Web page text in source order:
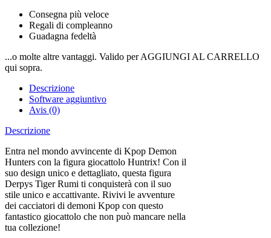
Consegna più veloce
Regali di compleanno
Guadagna fedeltà
...o molte altre vantaggi. Valido per AGGIUNGI AL CARRELLO
qui sopra.
Descrizione
Software aggiuntivo
Avis (0)
Descrizione
Entra nel mondo avvincente di Kpop Demon
Hunters con la figura giocattolo Huntrix! Con il
suo design unico e dettagliato, questa figura
Derpys Tiger Rumi ti conquisterà con il suo
stile unico e accattivante. Rivivi le avventure
dei cacciatori di demoni Kpop con questo
fantastico giocattolo che non può mancare nella
tua collezione!